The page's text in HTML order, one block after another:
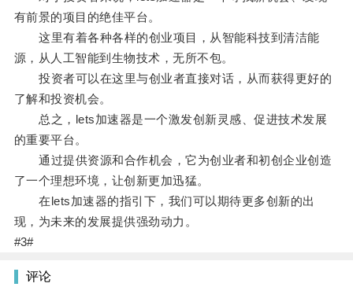
有前景的项目的绝佳平台。
这里有着各种各样的创业项目，从智能科技到清洁能
源，从人工智能到生物技术，无所不包。
投资者可以在这里与创业者直接对话，从而获得更好的
了解和投资机会。
总之，lets加速器是一个激发创新灵感、促进技术发展
的重要平台。
通过提供资源和合作机会，它为创业者和初创企业创造
了一个理想环境，让创新更加迅猛。
在lets加速器的指引下，我们可以期待更多创新的出
现，为未来的发展提供强劲动力。
#3#
评论